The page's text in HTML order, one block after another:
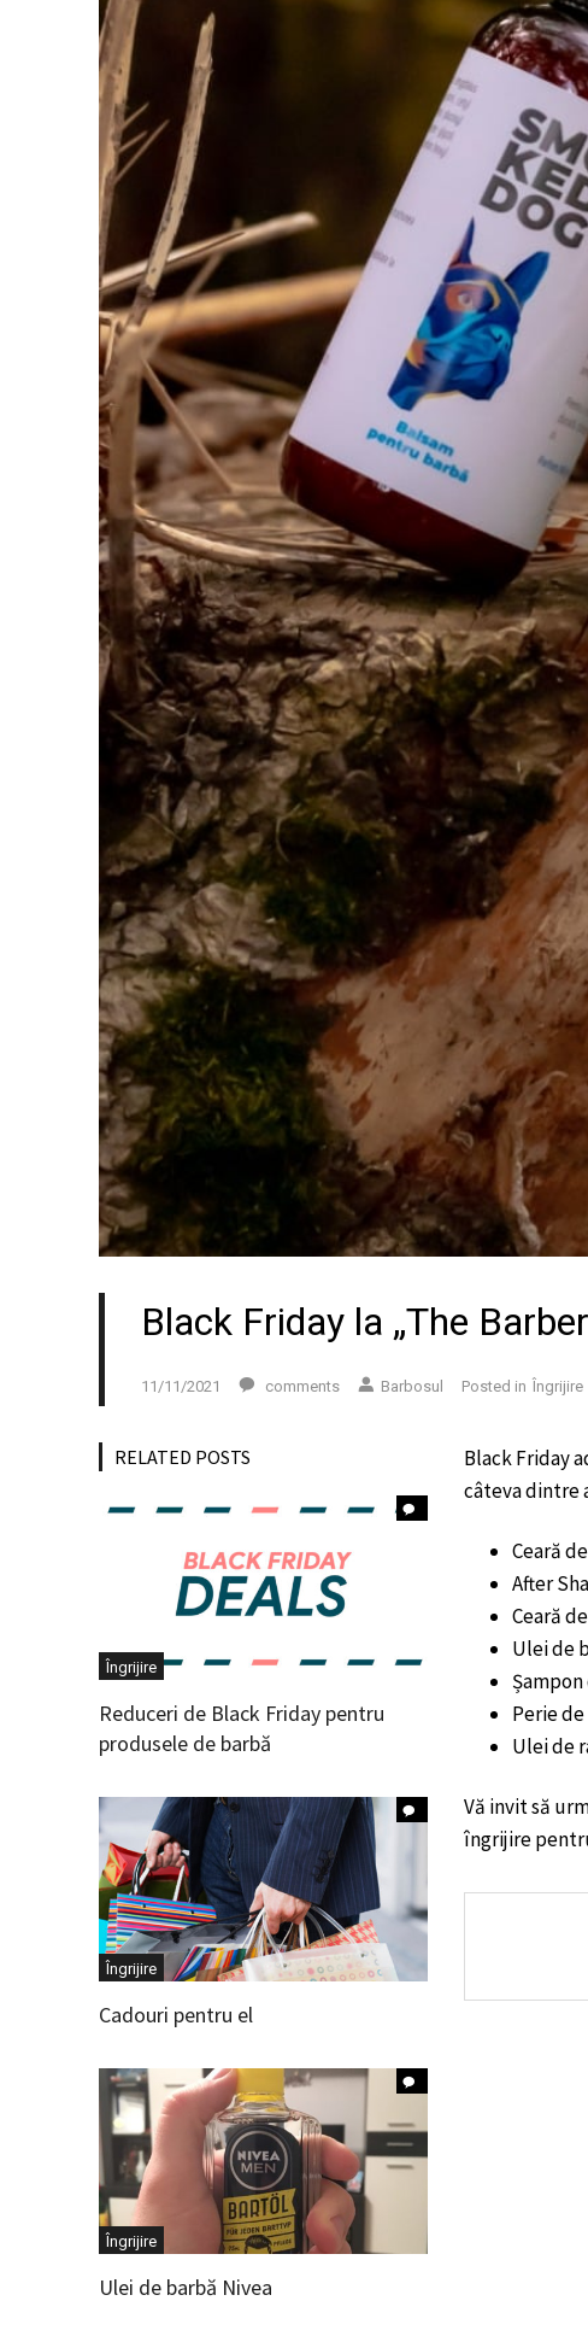
Black Friday la „The
11/11/2021 comments Barbosul Posted in Îngrijire
Black Friday
câteva dintre
Ceară
After
Ceară
Ulei de
Perie
Ulei de
Vă invit să
îngrijire
RELATED POSTS
Îngrijire
Reduceri de Black Friday pentru
produsele de barbă
Îngrijire
Cadouri pentru el
Îngrijire
Ulei de barbă Nivea